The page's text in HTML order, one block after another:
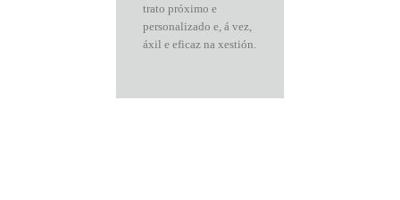
trato próximo e
personalizado e, á vez,
áxil e eficaz na xestión.